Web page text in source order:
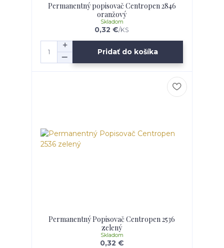
Permanentný popisovač Centropen 2846
oranžový
0,32 €/KS
Skladom
Pridať do košíka
Permanentný Popisovač Centropen 2536
zelený
0,32 €
Skladom